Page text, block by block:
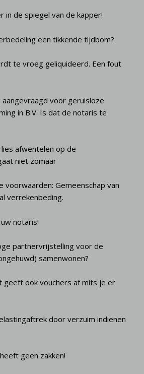
in de spiegel van de kapper!
een tikkende tijdbom?
te vroeg geliquideerd. Een fout
voor geruisloze
in B.V. Is dat de notaris te
afwentelen op de
niet zomaar
voorwaarden: Gemeenschap van
verrekenbeding.
notaris!
partnervrijstelling voor de
samenwonen?
geeft ook vouchers af mits je er
door verzuim indienen
geen zakken!